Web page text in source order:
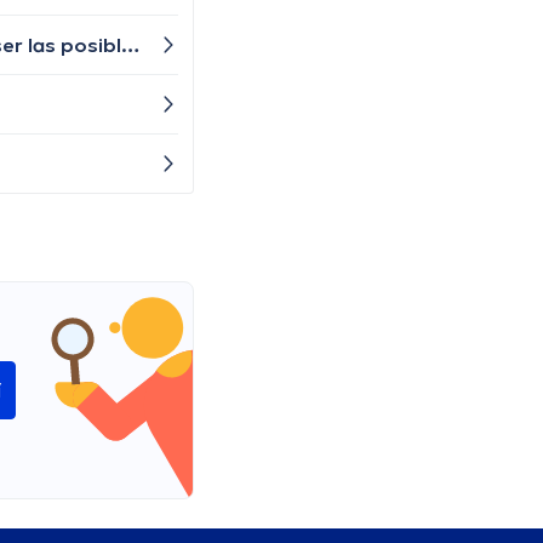
Experimento una sensación de entumecimiento facial, especialmente en la mejilla derecha. ¿Cuáles podrían ser las posibles causas de este entumecimiento y cuándo debería buscar ayuda médica?